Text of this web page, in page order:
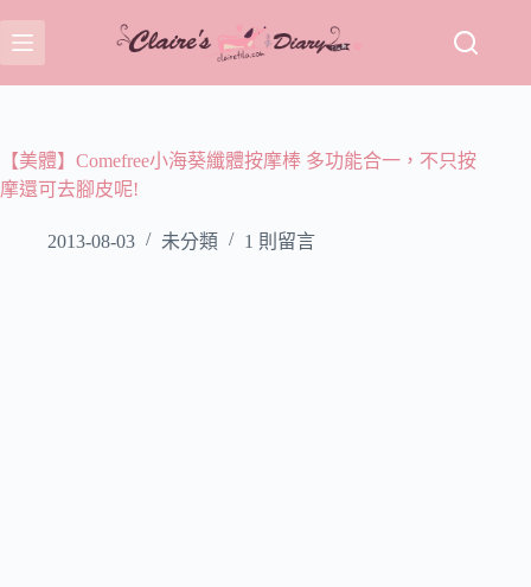
至
主
容【美體】Comefree小海葵纖體按摩棒 多功能合一，不只按
摩還可去腳皮呢!
2013-08-03 未分類 1 則留言